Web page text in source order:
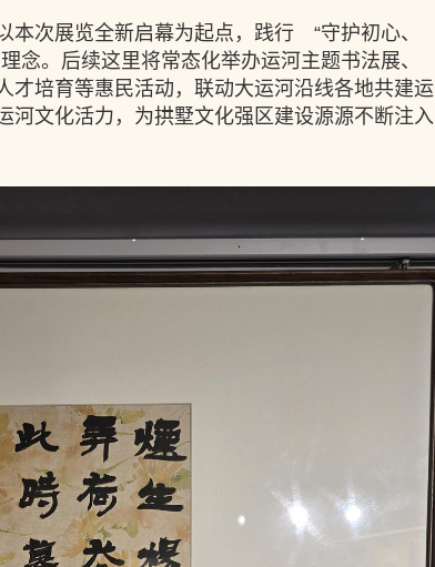
本次展览全新启幕为起点，践行 “守护初心、
念。后续这里将常态化举办运河主题书法展、
才培育等惠民活动，联动大运河沿线各地共建运
河文化活力，为拱墅文化强区建设源源不断注入